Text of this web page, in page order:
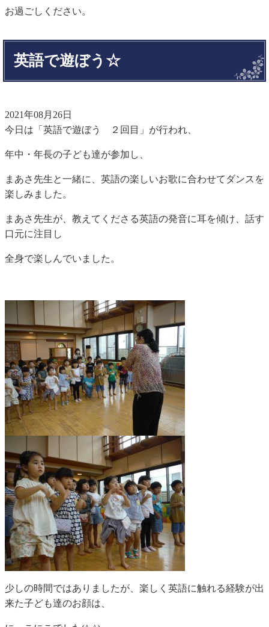
お過ごしください。
英語で遊ぼう☆
2021年08月26日
今日は「英語で遊ぼう ２回目」が行われ、
年中・年長の子ども達が参加し、
まあさ先生と一緒に、英語の楽しいお歌に合わせてダンスを
楽しみました。
まあさ先生が、教えてくださる英語の発音に耳を傾け、話す
口元に注目し
全身で楽しんでいました。
少しの時間ではありましたが、楽しく英語に触れる経験が出
来た子ども達のお顔は、